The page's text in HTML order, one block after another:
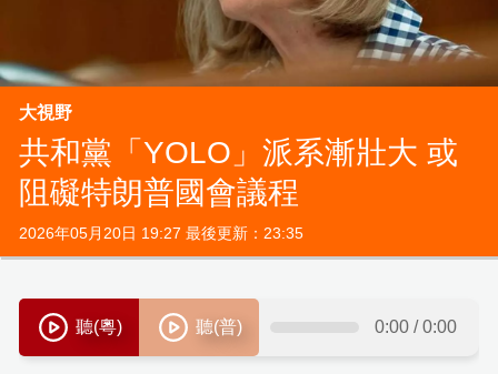
大視野
共和黨「YOLO」派系漸壯大 或
阻礙特朗普國會議程
2026年05月20日 19:27 最後更新：23:35